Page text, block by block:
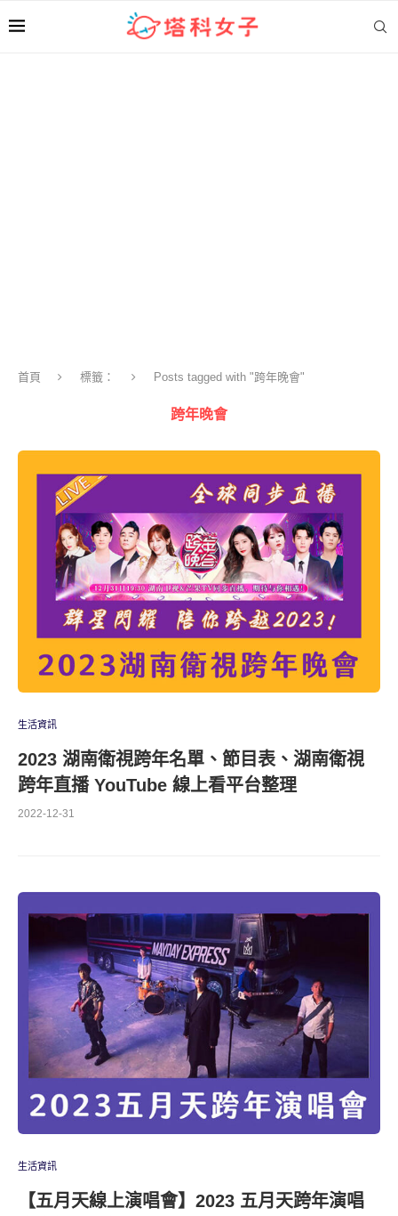
首頁 標籤： Posts tagged with "跨年晚會"
跨年晚會
生活資訊
2023 湖南衛視跨年名單、節目表、湖南衛視
跨年直播 YouTube 線上看平台整理
2022-12-31
生活資訊
【五月天線上演唱會】2023 五月天跨年演唱